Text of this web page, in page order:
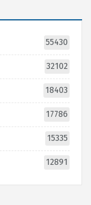
55430
32102
18403
17786
15335
12891